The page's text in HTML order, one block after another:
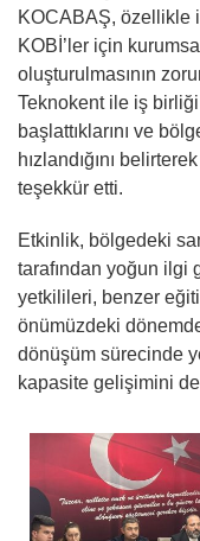
KOCABAŞ, özellikle
KOBİ’ler için
oluşturulmasının
Teknokent ile iş
başlattıklarını ve
hızlandığını
teşekkür etti.
Etkinlik, bölgedeki
tarafından yoğun ilgi
yetkilileri, benzer
önümüzdeki
dönüşüm sürecinde
kapasite gelişimini